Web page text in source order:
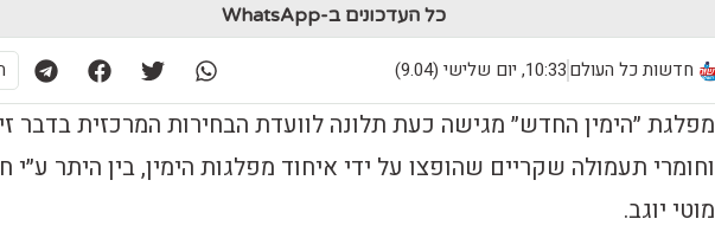
כל העדכונים ב-WhatsApp
חדשות כל העולם10:33, יום שלישי (9.04)
מפלגת ״הימין החדש״ מגישה כעת תלונה לוועדת הבחירות המרכזית בדבר
וחומרי תעמולה שקריים שהופצו על ידי איחוד מפלגות הימין, בין היתר ע״י
מוטי יוגב.